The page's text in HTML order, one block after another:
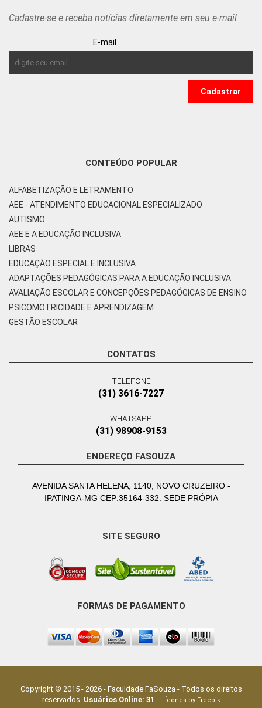
Cadastre-se e receba notícias diretamente em seu e-mail
E-mail
CONTEÚDO POPULAR
ALFABETIZAÇÃO E LETRAMENTO
AEE - ATENDIMENTO EDUCACIONAL ESPECIALIZADO
AUTISMO
AEE E A EDUCAÇÃO INCLUSIVA
LIBRAS
EDUCAÇÃO ESPECIAL E INCLUSIVA
ADAPTAÇÕES PEDAGÓGICAS PARA A EDUCAÇÃO INCLUSIVA
AVALIAÇÃO ESCOLAR E CONCEPÇÕES PEDAGÓGICAS DE ENSINO
PSICOMOTRICIDADE E APRENDIZAGEM
GESTÃO ESCOLAR
CONTATOS
TELEFONE
(31) 3616-7227
WHATSAPP
(31) 98908-9153
ENDEREÇO FASOUZA
AVENIDA SANTA HELENA, 1140, NOVO CRUZEIRO -
IPATINGA-MG CEP:35164-332. SEDE PRÓPIA
SITE SEGURO
FORMAS DE PAGAMENTO
Copyright © 2015 - 2026- Faculdade FaSouza - Todos os direitos
reservados. Usuários Online: 31 Ícones by Freepik